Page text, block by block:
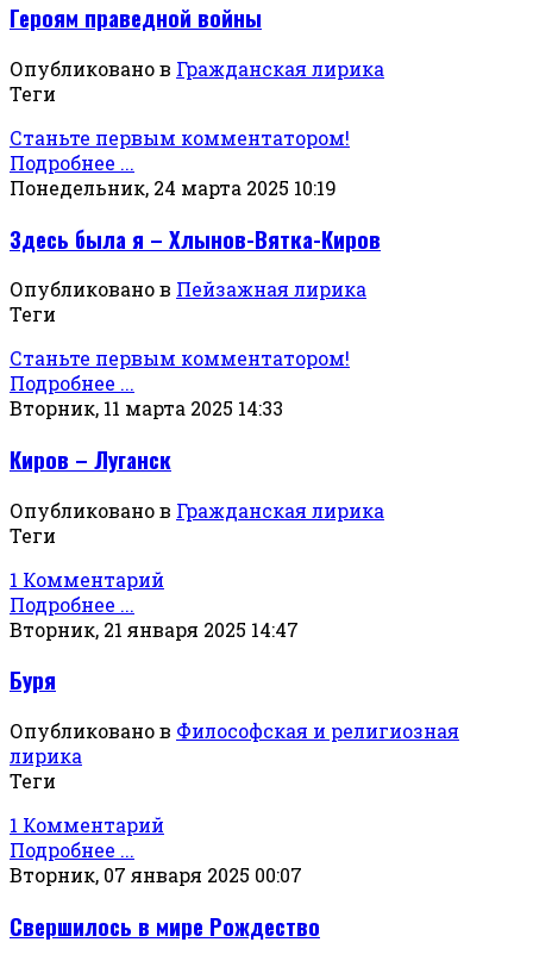
Героям праведной войны
Опубликовано в Гражданская лирика
Теги
Станьте первым комментатором!
Подробнее ...
Понедельник, 24 марта 2025 10:19
Здесь была я – Хлынов-Вятка-Киров
Опубликовано в Пейзажная лирика
Теги
Станьте первым комментатором!
Подробнее ...
Вторник, 11 марта 2025 14:33
Киров – Луганск
Опубликовано в Гражданская лирика
Теги
1 Комментарий
Подробнее ...
Вторник, 21 января 2025 14:47
Буря
Опубликовано в Философская и религиозная
лирика
Теги
1 Комментарий
Подробнее ...
Вторник, 07 января 2025 00:07
Свершилось в мире Рождество